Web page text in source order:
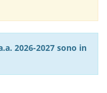
2026-2027 sono in